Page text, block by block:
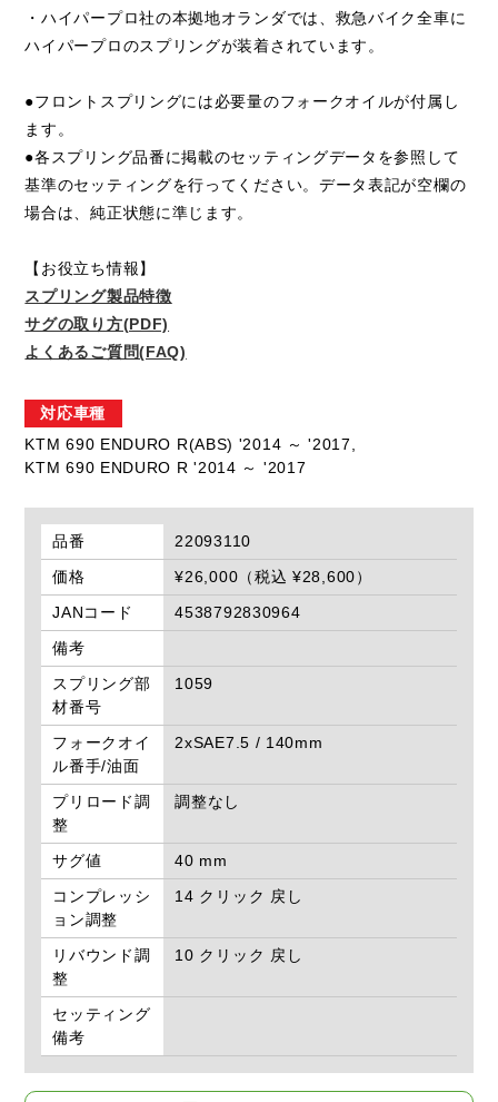
・ハイパープロ社の本拠地オランダでは、救急バイク全車に
ハイパープロのスプリングが装着されています。
●フロントスプリングには必要量のフォークオイルが付属し
ます。
●各スプリング品番に掲載のセッティングデータを参照して
基準のセッティングを行ってください。データ表記が空欄の
場合は、純正状態に準じます。
【お役立ち情報】
スプリング製品特徴
サグの取り方(PDF)
よくあるご質問(FAQ)
対応車種
KTM 690 ENDURO R(ABS) '2014 ～ '2017,
KTM 690 ENDURO R '2014 ～ '2017
品番
22093110
価格
¥26,000（税込 ¥28,600）
JANコード
4538792830964
備考
スプリング部
材番号
1059
フォークオイ
ル番手/油面
2xSAE7.5 / 140mm
プリロード調
整
調整なし
サグ値
40 mm
コンプレッシ
ョン調整
14 クリック 戻し
リバウンド調
整
10 クリック 戻し
セッティング
備考